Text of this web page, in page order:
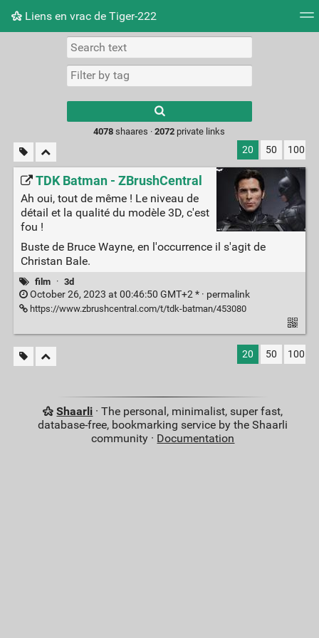
Liens en vrac de Tiger-222
Picture wall
results.
4078 shaares ·2072 private links
20 50 100
TDK Batman - ZBrushCentral
Ah oui, tout de même ! Le niveau de
détail et la qualité du modèle 3D, c'est
fou !
Buste de Bruce Wayne, en l'occurrence il s'agit de
Christan Bale.
film · 3d
October 26, 2023 at 00:46:50 GMT+2 * · permalink
https://www.zbrushcentral.com/t/tdk-batman/453080
20 50 100
Shaarli · The personal, minimalist, super fast,
database-free, bookmarking service by the Shaarli
community · Documentation